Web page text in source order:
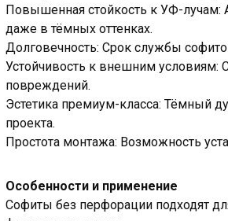
Повышенная стойкость к УФ-лучам:
даже в тёмных оттенках.
Долговечность: Срок службы
Устойчивость к внешним условиям:
повреждений.
Эстетика премиум-класса: Тёмный
проекта.
Простота монтажа: Возможность
Особенности и применение
Софиты без перфорации подходят